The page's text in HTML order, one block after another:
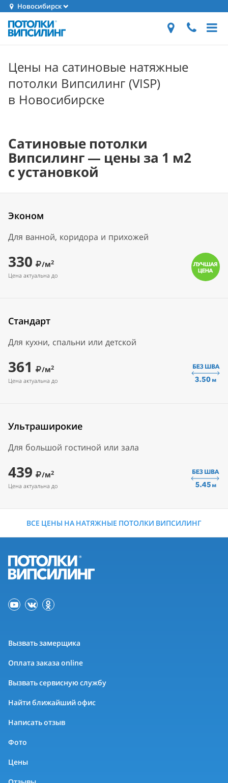
Новосибирск
Цены на сатиновые натяжные
потолки Випсилинг (VISP)
в Новосибирске
Сатиновые потолки
Випсилинг — цены за 1 м2
с установкой
Эконом
Для ванной, коридора и прихожей
330 /м2
Цена актуальна до
Стандарт
Для кухни, спальни или детской
361 /м2
Цена актуальна до
Ультраширокие
Для большой гостиной или зала
439 /м2
Цена актуальна до
ВСЕ ЦЕНЫ НА НАТЯЖНЫЕ ПОТОЛКИ ВИПСИЛИНГ
Вызвать замерщика
Оплата заказа online
Вызвать сервисную службу
Найти ближайший офис
Написать отзыв
Фото
Цены